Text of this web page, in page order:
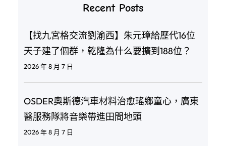
Recent Posts
【找九宮格交流劉渝西】朱元璋給歷代16位
天子建了個群，乾隆為什么要擴到188位？
2026 年 8 月 7 日
OSDER奧斯德汽車材料治愈瑤鄉童心，廣東
醫服務隊將音樂帶進田間地頭
2026 年 8 月 7 日